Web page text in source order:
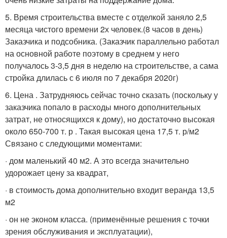
5. Время строительства вместе с отделкой заняло 2,5
месяца чистого времени 2х человек.(8 часов в день)
Заказчика и подсобника. (Заказчик параллельно работал
на основной работе поэтому в среднем у него
получалось 3-3,5 дня в неделю на строительстве, а сама
стройка длилась с 6 июля по 7 декабря 2020г)
6. Цена . Затрудняюсь сейчас точно сказать (поскольку у
заказчика попало в расходы много дополнительных
затрат, не относящихся к дому), но достаточно высокая
около 650-700 т. р . Такая высокая цена 17,5 т. р/м2
Связано с следующими моментами:
· дом маленький 40 м2. А это всегда значительно
удорожает цену за квадрат,
· в стоимость дома дополнительно входит веранда 13,5
м2
· он не эконом класса. (применённые решения с точки
зрения обслуживания и эксплуатации),